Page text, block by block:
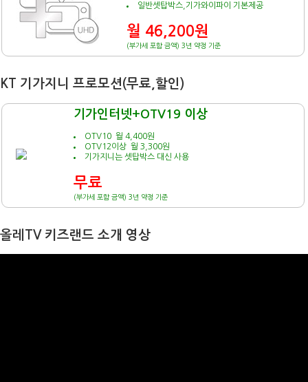
일반셋탑박스,기가와이파이 기본제공
월 46,200원
(부가세 포함 금액) 3년 약정 기준
KT 기가지니 프로모션(무료,할인)
기가인터넷+OTV19 이상
OTV10 월 4,400원
OTV12이상 월 3,300원
기가지니는 셋탑박스 대신 사용
무료
(부가세 포함 금액) 3년 약정 기준
올레TV 키즈랜드 소개 영상